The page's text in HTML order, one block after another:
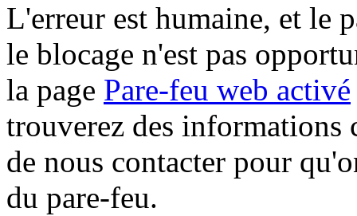
L'erreur est humaine, et le
le blocage n'est pas
la page Pare-feu web activé
trouverez des informations
de nous contacter pour
du pare-feu.